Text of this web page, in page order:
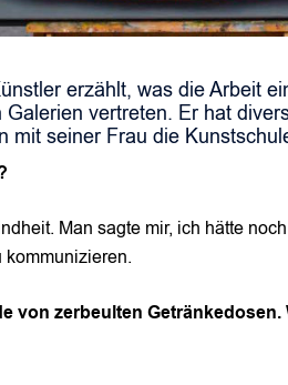
erzählt, was die Arbeit
vertreten. Er hat
mit seiner Frau die
Man sagte mir, ich hätte
von zerbeulten Getränkedosen.